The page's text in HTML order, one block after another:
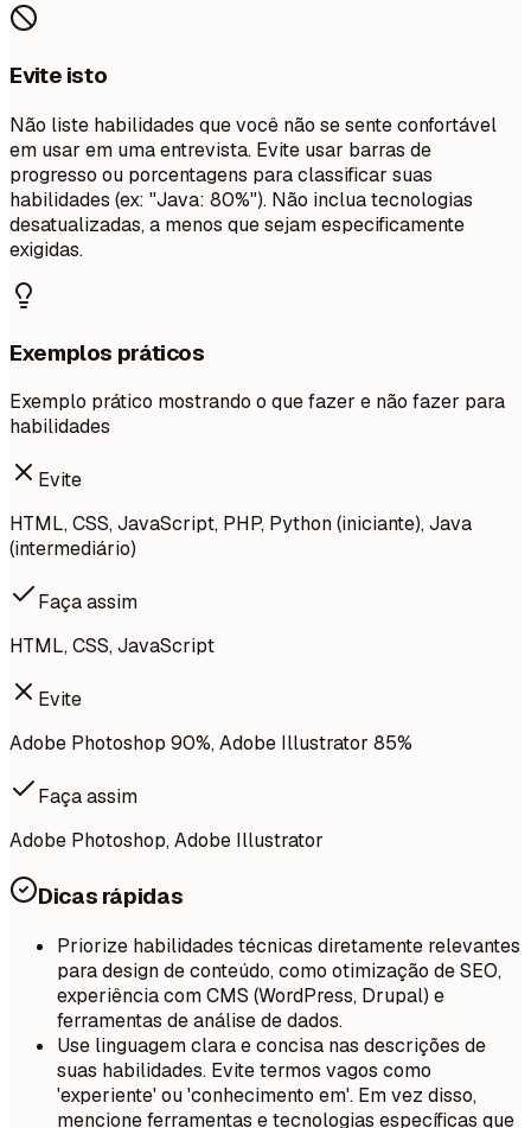
Evite isto
Não liste habilidades que você não se sente confortável
em usar em uma entrevista. Evite usar barras de
progresso ou porcentagens para classificar suas
habilidades (ex: "Java: 80%"). Não inclua tecnologias
desatualizadas, a menos que sejam especificamente
exigidas.
Exemplos práticos
Exemplo prático mostrando o que fazer e não fazer para
habilidades
Evite
HTML, CSS, JavaScript, PHP, Python (iniciante), Java
(intermediário)
Faça assim
HTML, CSS, JavaScript
Evite
Adobe Photoshop 90%, Adobe Illustrator 85%
Faça assim
Adobe Photoshop, Adobe Illustrator
Dicas rápidas
Priorize habilidades técnicas diretamente relevantes
para design de conteúdo, como otimização de SEO,
experiência com CMS (WordPress, Drupal) e
ferramentas de análise de dados.
Use linguagem clara e concisa nas descrições de
suas habilidades. Evite termos vagos como
'experiente' ou 'conhecimento em'. Em vez disso,
mencione ferramentas e tecnologias específicas que